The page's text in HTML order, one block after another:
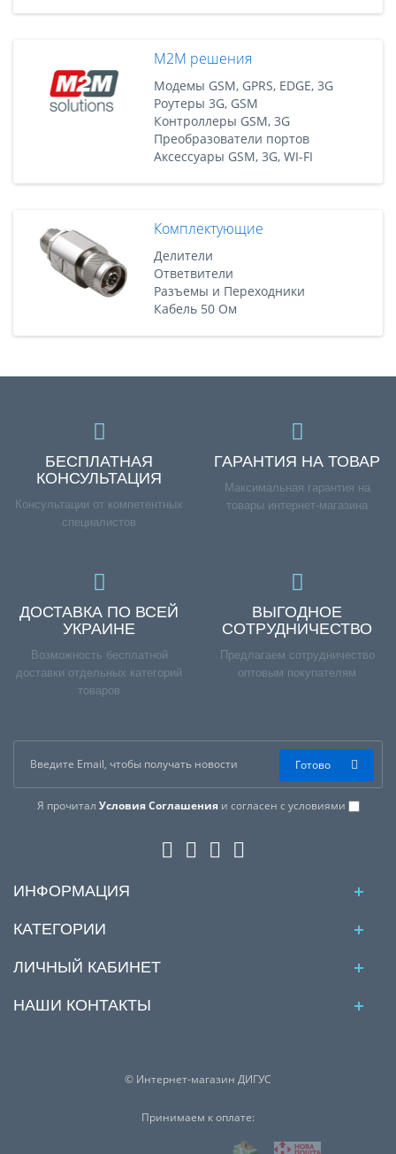
M2M решения
Модемы GSM, GPRS, EDGE, 3G
Роутеры 3G, GSM
Контроллеры GSM, 3G
Преобразователи портов
Аксессуары GSM, 3G, WI-FI
Комплектующие
Делители
Ответвители
Разъемы и Переходники
Кабель 50 Ом
БЕСПЛАТНАЯ
КОНСУЛЬТАЦИЯ
Консультации от компетентных
специалистов
ГАРАНТИЯ НА ТОВАР
Максимальная гарантия на
товары интернет-магазина
ДОСТАВКА ПО ВСЕЙ
УКРАИНЕ
Возможность бесплатной
доставки отдельных категорий
товаров
ВЫГОДНОЕ
СОТРУДНИЧЕСТВО
Предлагаем сотрудничество
оптовым покупателям
Я прочитал Условия Соглашенияи согласен с условиями
Готово
ИНФОРМАЦИЯ
КАТЕГОРИИ
ЛИЧНЫЙ КАБИНЕТ
НАШИ КОНТАКТЫ
© Интернет-магазин ДИГУС
Принимаем к оплате: